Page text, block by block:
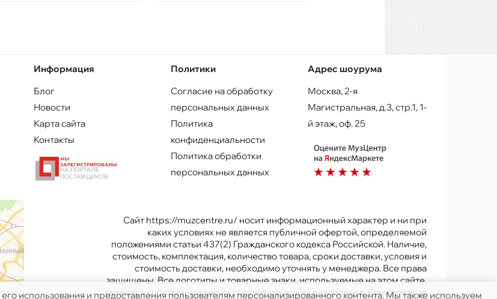
Информация
Блог
Новости
Карта сайта
Контакты
Политики
Согласие на обработку
персональных данных
Политика
конфиденциальности
Политика обработки
персональных данных
Адрес шоурума
Москва, 2-я
Магистральная, д.3, стр.1, 1-
й этаж, оф. 25
Сайт https://muzcentre.ru/ носит информационный характер и ни при
каких условиях не является публичной офертой, определяемой
положениями статьи 437(2) Гражданского кодекса Российской. Наличие,
стоимость, комплектация, количество товара, сроки доставки, условия и
стоимость доставки, необходимо уточнять у менеджера. Все права
защищены. Все логотипы и товарные знаки, используемые на этом сайте,
являются собственностью их соответствующих владельцев. Копирование
использования и предоставления пользователям персонализированного контента. Мы также используем